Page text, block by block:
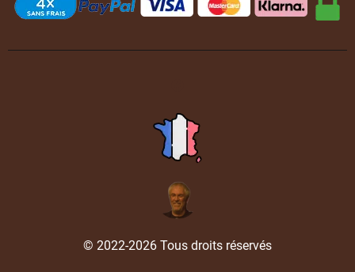
© 2022-2026 Tous droits réservés